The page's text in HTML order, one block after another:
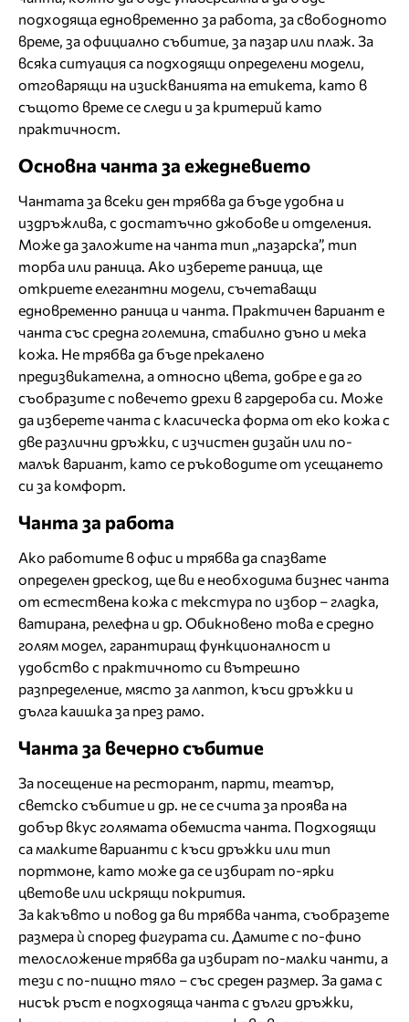
подходяща едновременно за работа, за свободното
време, за официално събитие, за пазар или плаж. За
всяка ситуация са подходящи определени модели,
отговарящи на изискванията на етикета, като в
същото време се следи и за критерий като
практичност.
Основна чанта за ежедневието
Чантата за всеки ден трябва да бъде удобна и
издръжлива, с достатъчно джобове и отделения.
Може да заложите на чанта тип „пазарска”, тип
торба или раница. Ако изберете раница, ще
откриете елегантни модели, съчетаващи
едновременно раница и чанта. Практичен вариант е
чанта със средна големина, стабилно дъно и мека
кожа. Не трябва да бъде прекалено
предизвикателна, а относно цвета, добре е да го
съобразите с повечето дрехи в гардероба си. Може
да изберете чанта с класическа форма от еко кожа с
две различни дръжки, с изчистен дизайн или по-
малък вариант, като се ръководите от усещането
си за комфорт.
Чанта за работа
Ако работите в офис и трябва да спазвате
определен дрескод, ще ви е необходима бизнес чанта
от естествена кожа с текстура по избор – гладка,
ватирана, релефна и др. Обикновено това е средно
голям модел, гарантиращ функционалност и
удобство с практичното си вътрешно
разпределение, място за лаптоп, къси дръжки и
дълга каишка за през рамо.
Чанта за вечерно събитие
За посещение на ресторант, парти, театър,
светско събитие и др. не се счита за проява на
добър вкус голямата обемиста чанта. Подходящи
са малките варианти с къси дръжки или тип
портмоне, като може да се избират по-ярки
цветове или искрящи покрития.
За какъвто и повод да ви трябва чанта, съобразете
размера ѝ според фигурата си. Дамите с по-фино
телосложение трябва да избират по-малки чанти, а
тези с по-пищно тяло – със среден размер. За дама с
нисък ръст е подходяща чанта с дълги дръжки,